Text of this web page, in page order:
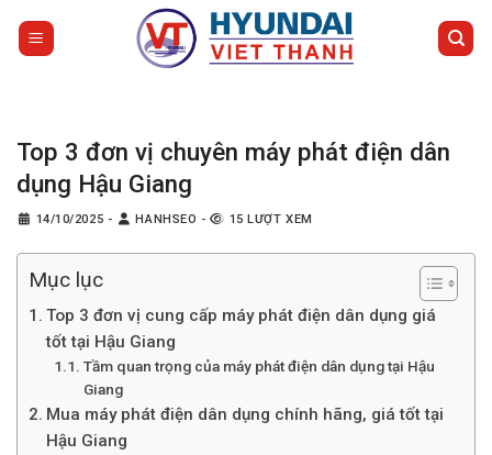
Top 3 đơn vị chuyên máy phát điện dân
dụng Hậu Giang
14/10/2025 - HANHSEO - 15 LƯỢT XEM
Mục lục
Top 3 đơn vị cung cấp máy phát điện dân dụng giá
tốt tại Hậu Giang
Tầm quan trọng của máy phát điện dân dụng tại Hậu
Giang
Mua máy phát điện dân dụng chính hãng, giá tốt tại
Hậu Giang